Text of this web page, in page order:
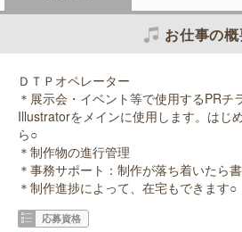
お仕事の
ＤＴＰオペレーター
＊展示会・イベント等で使用するPRチ
Illustratorをメインに使用します。はじ
ら○
＊制作物の進行管理
＊事務サポート：制作が落ち着いたら
＊制作進捗によって、在宅もできます○
応募資格